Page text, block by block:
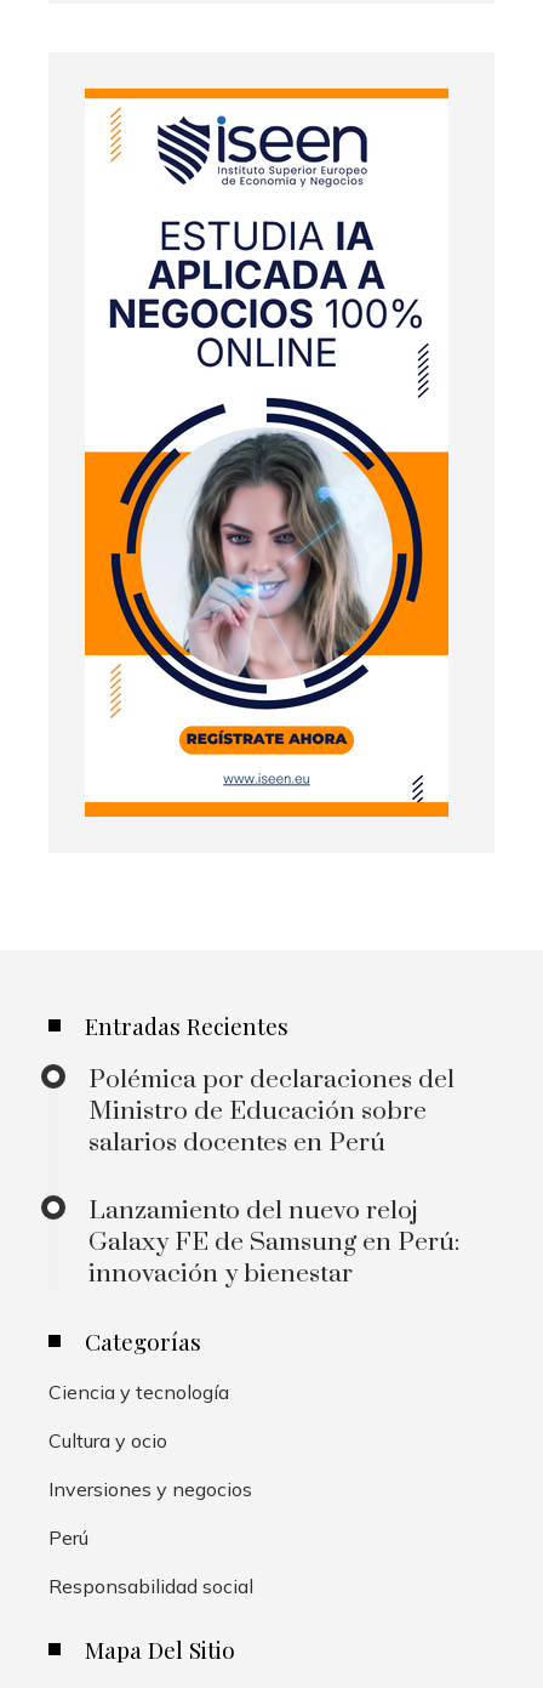
Entradas Recientes
Polémica por declaraciones del
Ministro de Educación sobre
salarios docentes en Perú
Lanzamiento del nuevo reloj
Galaxy FE de Samsung en Perú:
innovación y bienestar
Categorías
Ciencia y tecnología
Cultura y ocio
Inversiones y negocios
Perú
Responsabilidad social
Mapa Del Sitio